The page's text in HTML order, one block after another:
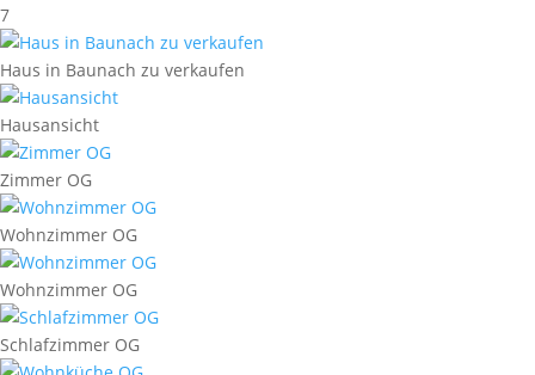
7
Haus in Baunach zu verkaufen
Hausansicht
Zimmer OG
Wohnzimmer OG
Wohnzimmer OG
Schlafzimmer OG